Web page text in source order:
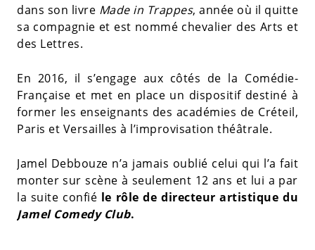
dans son livre Made in Trappes, année où il quitte
sa compagnie et est nommé chevalier des Arts et
des Lettres.
En 2016, il s’engage aux côtés de la Comédie-
Française et met en place un dispositif destiné à
former les enseignants des académies de Créteil,
Paris et Versailles à l’improvisation théâtrale.
Jamel Debbouze n’a jamais oublié celui qui l’a fait
monter sur scène à seulement 12 ans et lui a par
la suite confié le rôle de directeur artistique du
Jamel Comedy Club.